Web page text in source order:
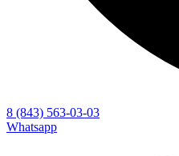
8 (843) 563-03-03
Whatsapp